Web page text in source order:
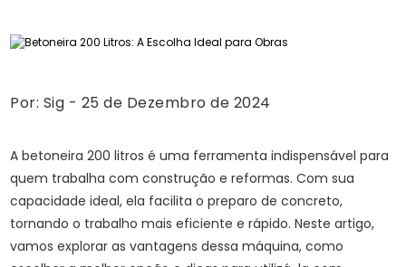
Por: Sig - 25 de Dezembro de 2024
A betoneira 200 litros é uma ferramenta indispensável para
quem trabalha com construção e reformas. Com sua
capacidade ideal, ela facilita o preparo de concreto,
tornando o trabalho mais eficiente e rápido. Neste artigo,
vamos explorar as vantagens dessa máquina, como